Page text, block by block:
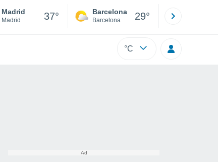
Madrid
Madrid 37° Barcelona
Barcelona 29°
°C